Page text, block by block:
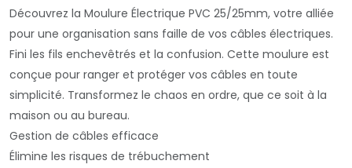
Découvrez la Moulure Électrique PVC 25/25mm, votre alliée
pour une organisation sans faille de vos câbles électriques.
Fini les fils enchevêtrés et la confusion. Cette moulure est
conçue pour ranger et protéger vos câbles en toute
simplicité. Transformez le chaos en ordre, que ce soit à la
maison ou au bureau.
Gestion de câbles efficace
Élimine les risques de trébuchement